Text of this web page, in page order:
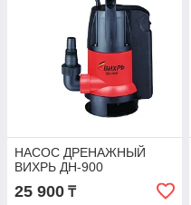
НАСОС ДРЕНАЖНЫЙ
ВИХРЬ ДН-900
25 900 ₸